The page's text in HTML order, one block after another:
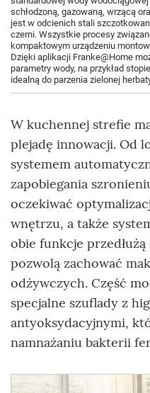
schłodzoną, gazowaną, wrzącą
jest w odcienich stali
czerni. Wszystkie procesy
kompaktowym urządzeniu
Dzięki aplikacji Franke@Home
parametry wody, na przykład
idealną do parzenia zielonej
W kuchennej strefie
plejadę innowacji. Od
systemem
zapobiegania
oczekiwać
wnętrzu, a także
obie funkcje
pozwolą zachować
odżywczych. Część
specjalne szuflady z
antyoksydacyjnymi,
namnażaniu bakterii